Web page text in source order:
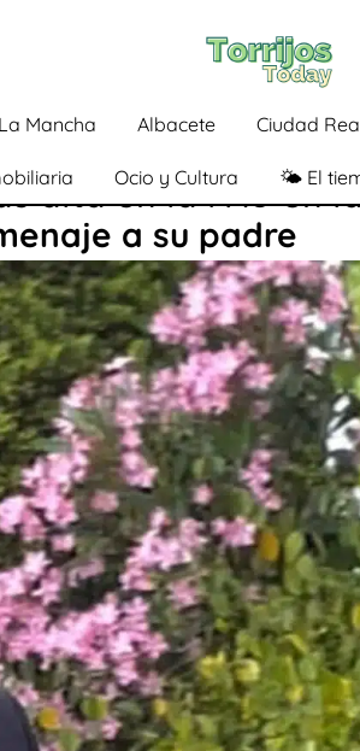
Mancha Albacete Ciudad
Ocio y Cultura 🌤️ El
alta en la PAU en
a su padre